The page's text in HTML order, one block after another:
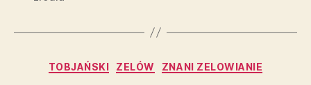
Kategorie
TOBJAŃSKI ZELÓW ZNANI ZELOWIANIE